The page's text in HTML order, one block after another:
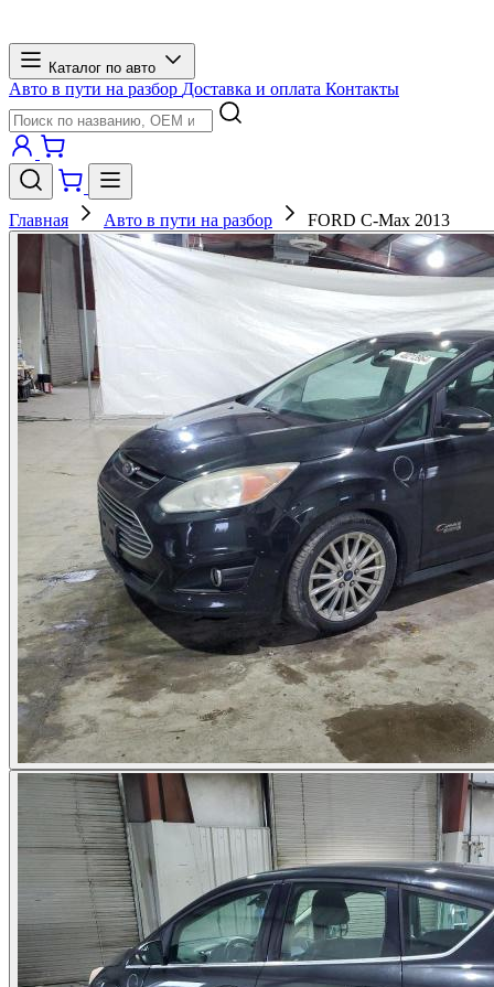
Каталог по авто
Авто в пути на разбор Доставка и оплата Контакты
Главная Авто в пути на разбор FORD C-Max 2013